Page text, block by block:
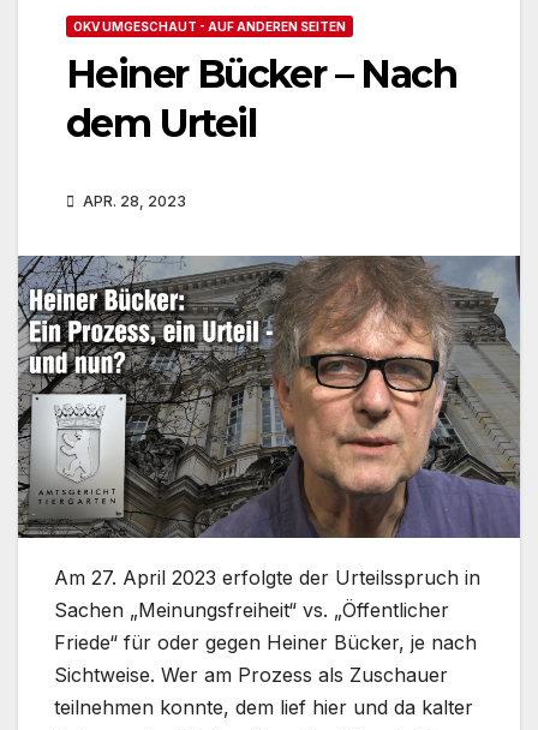
OKV UMGESCHAUT - AUF ANDEREN SEITEN
Heiner Bücker – Nach
dem Urteil
APR. 28, 2023
Am 27. April 2023 erfolgte der Urteilsspruch in
Sachen „Meinungsfreiheit“ vs. „Öffentlicher
Friede“ für oder gegen Heiner Bücker, je nach
Sichtweise. Wer am Prozess als Zuschauer
teilnehmen konnte, dem lief hier und da kalter